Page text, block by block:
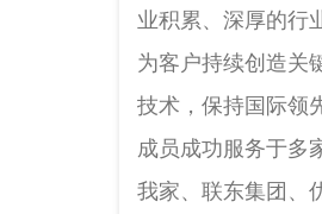
业积累、深厚的行
为客户持续创造关
技术，保持国际领
成员成功服务于多
我家、联东集团、